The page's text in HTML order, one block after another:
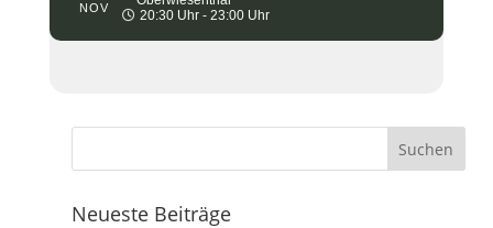
NOV
20:30 Uhr - 23:00 Uhr
Neueste Beiträge